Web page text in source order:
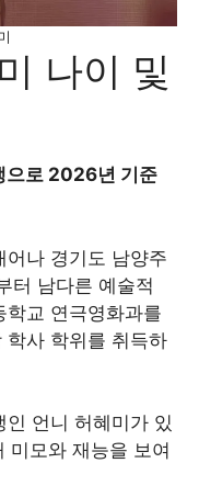
나이 및
로 2026년 기준
어나 경기도 남양주
터 남다른 예술적
교 연극영화과를
학사 학위를 취득하
언니 허혜미가 있
미모와 재능을 보여